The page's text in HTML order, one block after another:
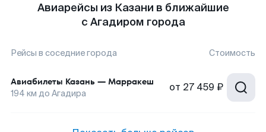
Авиарейсы из Казани в ближайшие
с Агадиром города
Рейсы в соседние города Стоимость
Авиабилеты Казань — Марракеш
194 км до Агадира от 27 459 ₽